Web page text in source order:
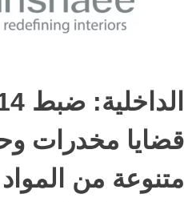
قضايا مخدرات
متنوعة من